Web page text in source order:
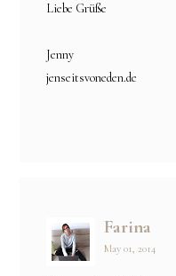
Liebe Grüße
Jenny
jenseitsvoneden.de
Farina
May 01, 2014